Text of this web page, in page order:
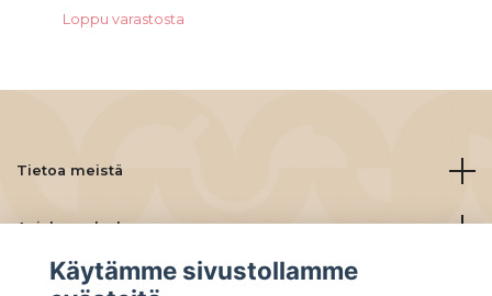
Loppu varastosta
Tietoa meistä
Asiakaspalvelu
Lue lisää
Käytämme sivustollamme